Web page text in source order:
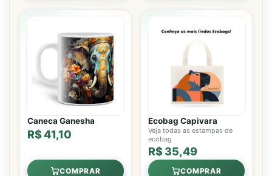
Caneca Ganesha
R$ 41,10
COMPRAR
Ecobag Capivara
Veja todas as estampas de
ecobag
R$ 35,49
COMPRAR